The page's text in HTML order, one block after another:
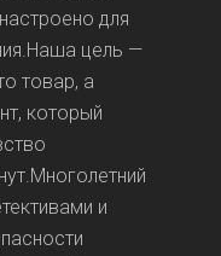
для
цель —
товар, а
который
и